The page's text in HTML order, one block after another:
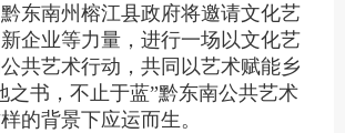
东南州榕江县政府将邀请文化艺
企业等力量，进行一场以文化艺
共艺术行动，共同以艺术赋能乡
之书，不止于蓝”黔东南公共艺术
的背景下应运而生。